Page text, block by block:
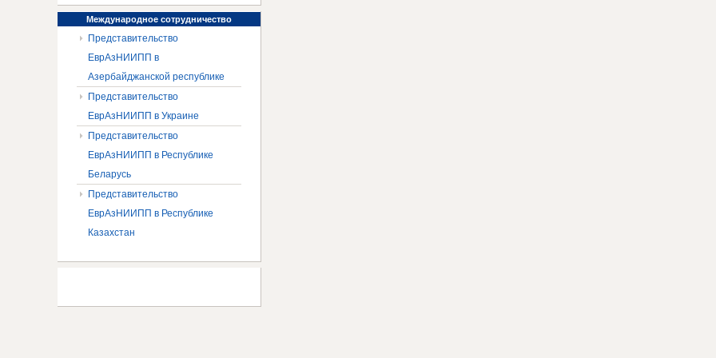
Международное сотрудничество
Представительство
ЕврАзНИИПП в
Азербайджанской республике
Представительство
ЕврАзНИИПП в Украине
Представительство
ЕврАзНИИПП в Республике
Беларусь
Представительство
ЕврАзНИИПП в Республике
Казахстан